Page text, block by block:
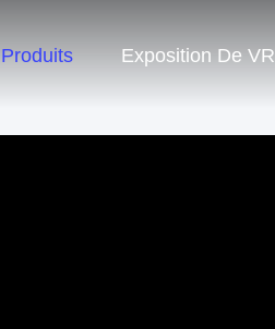
Produits Exposition De VR